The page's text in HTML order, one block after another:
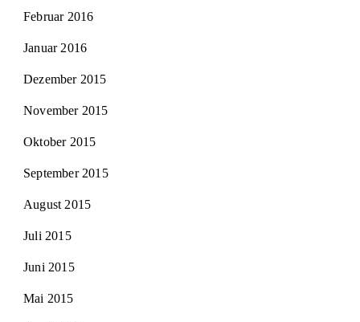
Februar 2016
Januar 2016
Dezember 2015
November 2015
Oktober 2015
September 2015
August 2015
Juli 2015
Juni 2015
Mai 2015